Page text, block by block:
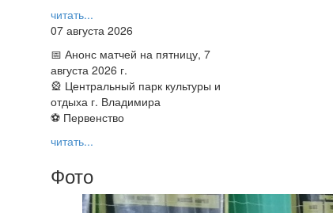
читать...
07 августа 2026
📅 Анонс матчей на пятницу, 7
августа 2026 г.
🎡 Центральный парк культуры и
отдыха г. Владимира
⚽ Первенство
читать...
Фото